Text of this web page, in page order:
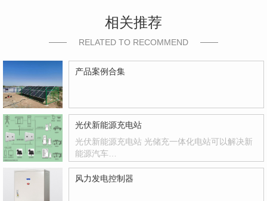
相关推荐
RELATED TO RECOMMEND
产品案例合集
光伏新能源充电站
光伏新能源充电站 光储充一体化电站可以解决新
能源汽车…
风力发电控制器